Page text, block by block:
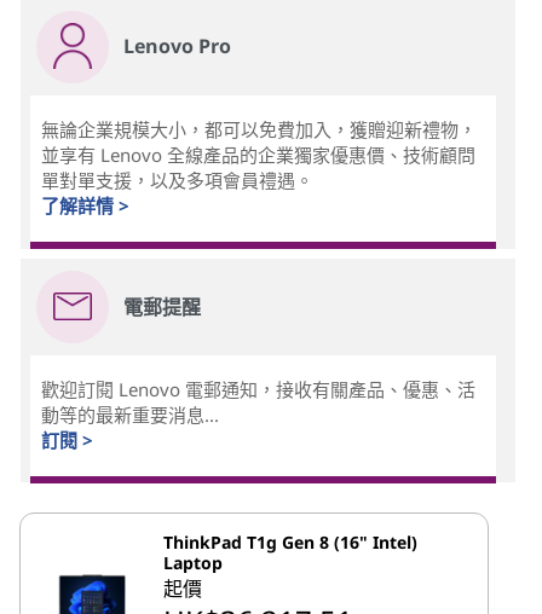
Lenovo Pro
無論企業規模大小，都可以免費加入，獲贈迎新禮物，
並享有 Lenovo 全線產品的企業獨家優惠價、技術顧問
單對單支援，以及多項會員禮遇。
了解詳情 >
電郵提醒
歡迎訂閱 Lenovo 電郵通知，接收有關產品、優惠、活
動等的最新重要消息...
訂閱 >
ThinkPad T1g Gen 8 (16" Intel)
Laptop
起價